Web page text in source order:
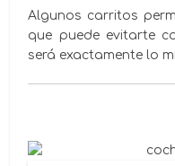
Algunos carritos
que puede evitarte
será exactamente lo